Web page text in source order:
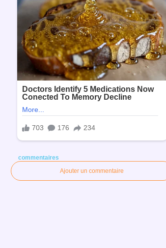
commentaires
Ajouter un commentaire